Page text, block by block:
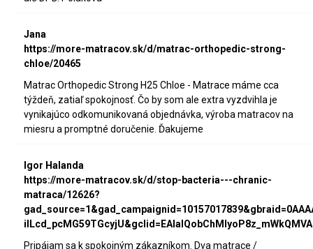
Jana
https://more-matracov.sk/d/matrac-orthopedic-strong-
chloe/20465
Matrac Orthopedic Strong H25 Chloe - Matrace máme cca
týždeň, zatiaľ spokojnosť. Čo by som ale extra vyzdvihla je
vynikajúco odkomunikovaná objednávka, výroba matracov na
miesru a promptné doručenie. Ďakujeme
Igor Halanda
https://more-matracov.sk/d/stop-bacteria---chranic-
matraca/12626?
Pripájam sa k spokojným zákazníkom. Dva matrace /